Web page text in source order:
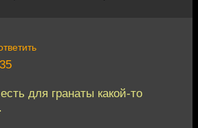
для гранаты какой-то